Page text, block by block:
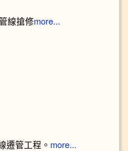
線搶修more...
遷管工程。 more...